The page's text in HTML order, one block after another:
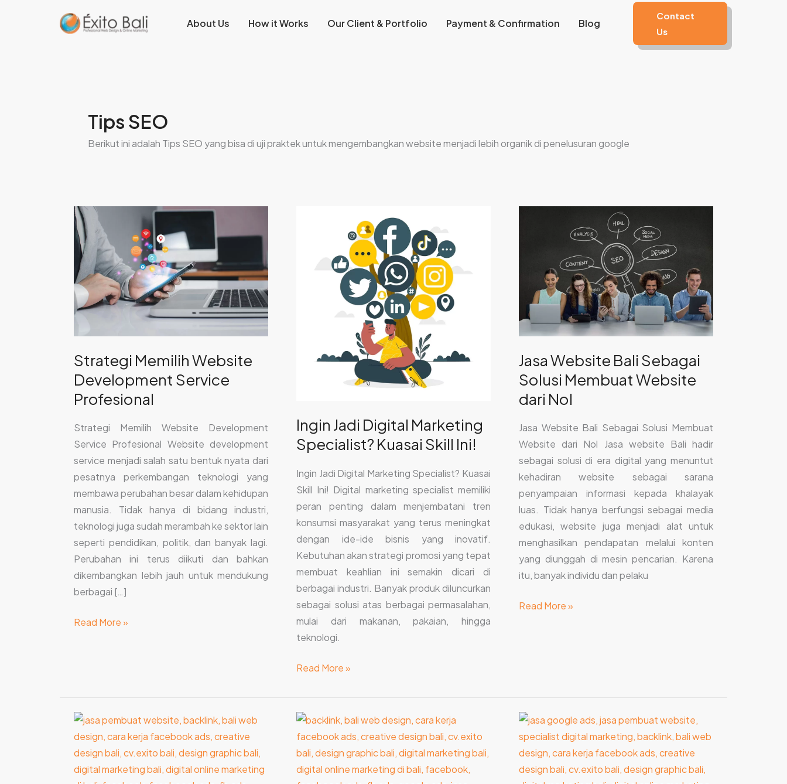
About Us How it Works Our Client & Portfolio Payment & Confirmation Blog
Contact
Us
Tips SEO
Berikut ini adalah Tips SEO yang bisa di uji praktek untuk mengembangkan website menjadi lebih organik di penelusuran google
Strategi Memilih Website
Development Service
Profesional
Strategi Memilih Website Development
Service Profesional Website development
service menjadi salah satu bentuk nyata dari
pesatnya perkembangan teknologi yang
membawa perubahan besar dalam kehidupan
manusia. Tidak hanya di bidang industri,
teknologi juga sudah merambah ke sektor lain
seperti pendidikan, politik, dan banyak lagi.
Perubahan ini terus diikuti dan bahkan
dikembangkan lebih jauh untuk mendukung
berbagai […]
Strategi
Memilih
Website
Development
Service
Profesional
Read More »
Ingin Jadi Digital Marketing
Specialist? Kuasai Skill Ini!
Ingin Jadi Digital Marketing Specialist? Kuasai
Skill Ini! Digital marketing specialist memiliki
peran penting dalam menjembatani tren
konsumsi masyarakat yang terus meningkat
dengan ide-ide bisnis yang inovatif.
Kebutuhan akan strategi promosi yang tepat
membuat keahlian ini semakin dicari di
berbagai industri. Banyak produk diluncurkan
sebagai solusi atas berbagai permasalahan,
mulai dari makanan, pakaian, hingga
teknologi.
Marketing
Specialist?
Read More »
Jasa Website Bali Sebagai
Solusi Membuat Website
dari Nol
Jasa Website Bali Sebagai Solusi Membuat
Website dari Nol Jasa website Bali hadir
sebagai solusi di era digital yang menuntut
kehadiran website sebagai sarana
penyampaian informasi kepada khalayak
luas. Tidak hanya berfungsi sebagai media
edukasi, website juga menjadi alat untuk
menghasilkan pendapatan melalui konten
yang diunggah di mesin pencarian. Karena
itu, banyak individu dan pelaku
Membuat
Website
dari
Read More »
Cara
Kerja
Facebook
Ads
Jenis
Layanan
Digital
Marketing
Ciri
Web
Diretas
Menurut